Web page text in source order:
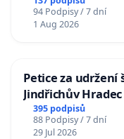
94 Podpisy / 7 dní
1 Aug 2026
Petice za udržení
Jindřichův Hradec
395 podpisů
88 Podpisy / 7 dní
29 Jul 2026